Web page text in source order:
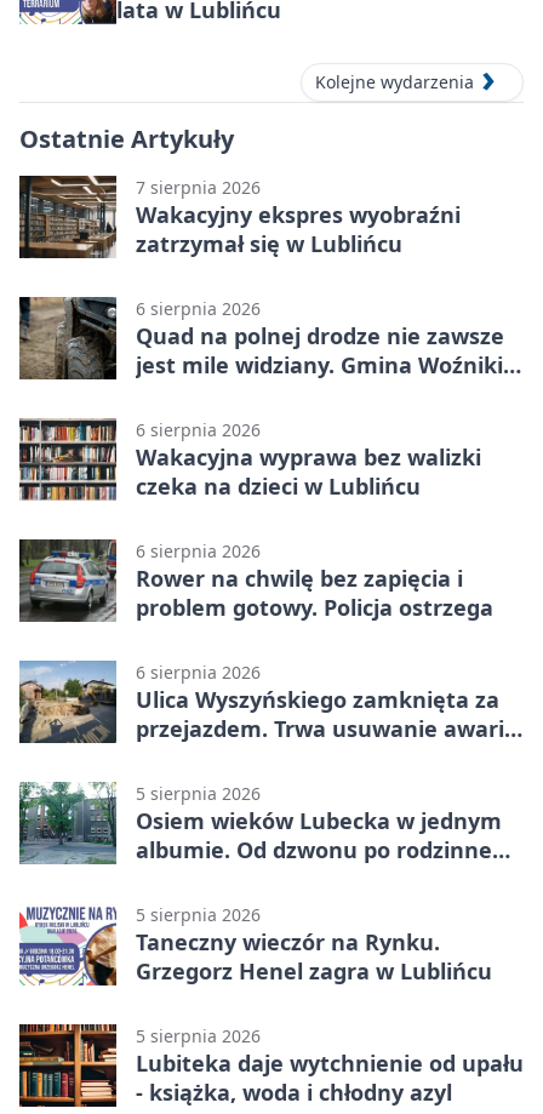
lata w Lublińcu
Kolejne wydarzenia
Ostatnie Artykuły
7 sierpnia 2026
Wakacyjny ekspres wyobraźni
zatrzymał się w Lublińcu
6 sierpnia 2026
Quad na polnej drodze nie zawsze
jest mile widziany. Gmina Woźniki
6 sierpnia 2026
Wakacyjna wyprawa bez walizki
czeka na dzieci w Lublińcu
6 sierpnia 2026
Rower na chwilę bez zapięcia i
problem gotowy. Policja ostrzega
6 sierpnia 2026
Ulica Wyszyńskiego zamknięta za
przejazdem. Trwa usuwanie awarii
5 sierpnia 2026
Osiem wieków Lubecka w jednym
albumie. Od dzwonu po rodzinne
5 sierpnia 2026
Taneczny wieczór na Rynku.
Grzegorz Henel zagra w Lublińcu
5 sierpnia 2026
Lubiteka daje wytchnienie od upału
- książka, woda i chłodny azyl